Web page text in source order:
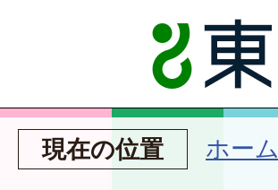
現在の位置 ホーム